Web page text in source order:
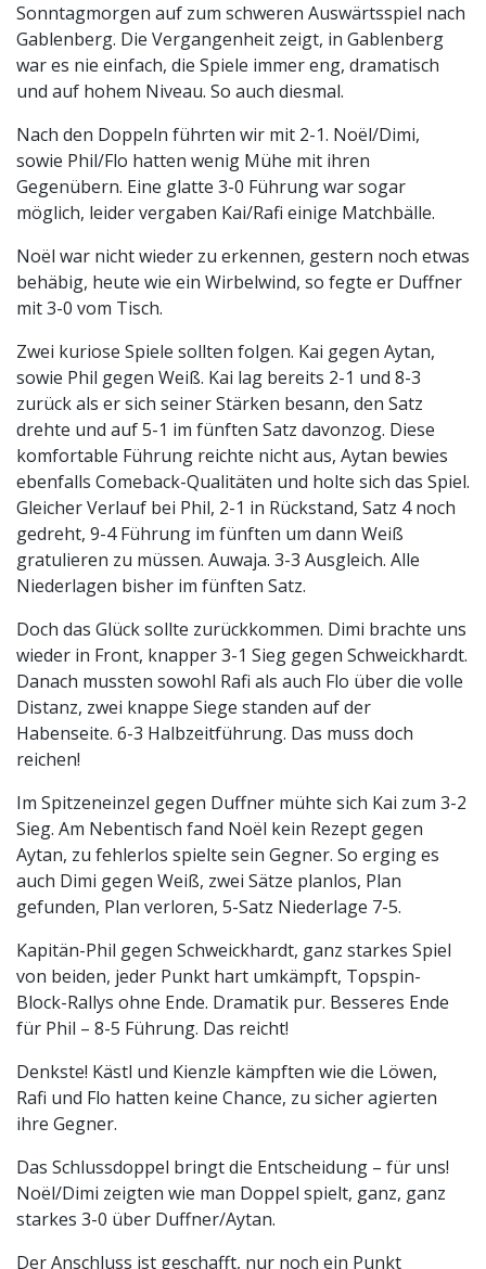
Sonntagmorgen auf zum schweren Auswärtsspiel nach
Gablenberg. Die Vergangenheit zeigt, in Gablenberg
war es nie einfach, die Spiele immer eng, dramatisch
und auf hohem Niveau. So auch diesmal.
Nach den Doppeln führten wir mit 2-1. Noël/Dimi,
sowie Phil/Flo hatten wenig Mühe mit ihren
Gegenübern. Eine glatte 3-0 Führung war sogar
möglich, leider vergaben Kai/Rafi einige Matchbälle.
Noël war nicht wieder zu erkennen, gestern noch etwas
behäbig, heute wie ein Wirbelwind, so fegte er Duffner
mit 3-0 vom Tisch.
Zwei kuriose Spiele sollten folgen. Kai gegen Aytan,
sowie Phil gegen Weiß. Kai lag bereits 2-1 und 8-3
zurück als er sich seiner Stärken besann, den Satz
drehte und auf 5-1 im fünften Satz davonzog. Diese
komfortable Führung reichte nicht aus, Aytan bewies
ebenfalls Comeback-Qualitäten und holte sich das Spiel.
Gleicher Verlauf bei Phil, 2-1 in Rückstand, Satz 4 noch
gedreht, 9-4 Führung im fünften um dann Weiß
gratulieren zu müssen. Auwaja. 3-3 Ausgleich. Alle
Niederlagen bisher im fünften Satz.
Doch das Glück sollte zurückkommen. Dimi brachte uns
wieder in Front, knapper 3-1 Sieg gegen Schweickhardt.
Danach mussten sowohl Rafi als auch Flo über die volle
Distanz, zwei knappe Siege standen auf der
Habenseite. 6-3 Halbzeitführung. Das muss doch
reichen!
Im Spitzeneinzel gegen Duffner mühte sich Kai zum 3-2
Sieg. Am Nebentisch fand Noël kein Rezept gegen
Aytan, zu fehlerlos spielte sein Gegner. So erging es
auch Dimi gegen Weiß, zwei Sätze planlos, Plan
gefunden, Plan verloren, 5-Satz Niederlage 7-5.
Kapitän-Phil gegen Schweickhardt, ganz starkes Spiel
von beiden, jeder Punkt hart umkämpft, Topspin-
Block-Rallys ohne Ende. Dramatik pur. Besseres Ende
für Phil – 8-5 Führung. Das reicht!
Denkste! Kästl und Kienzle kämpften wie die Löwen,
Rafi und Flo hatten keine Chance, zu sicher agierten
ihre Gegner.
Das Schlussdoppel bringt die Entscheidung – für uns!
Noël/Dimi zeigten wie man Doppel spielt, ganz, ganz
starkes 3-0 über Duffner/Aytan.
Der Anschluss ist geschafft, nur noch ein Punkt